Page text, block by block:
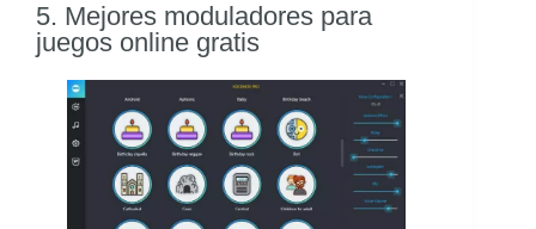
5. Mejores moduladores para
juegos online gratis